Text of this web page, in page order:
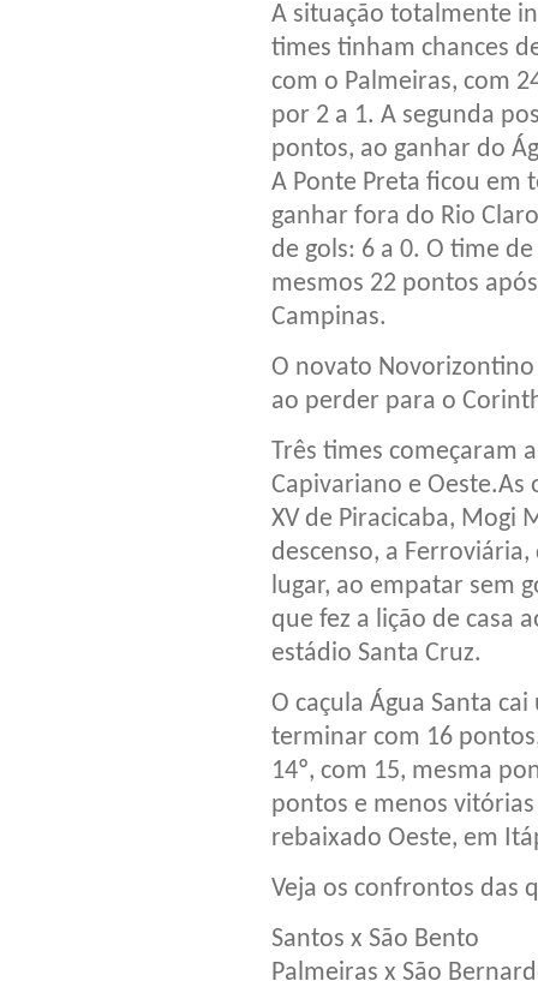
A situação totalmente
times tinham chances
com o Palmeiras, com
por 2 a 1. A segunda
pontos, ao ganhar do
A Ponte Preta ficou em
ganhar fora do Rio
de gols: 6 a 0. O time
mesmos 22 pontos
Campinas.
O novato
ao perder para o
Três times começaram
Capivariano e
XV de Piracicaba, Mogi
descenso, a
lugar, ao empatar sem
que fez a lição de casa
estádio Santa Cruz.
O caçula Água Santa
terminar com 16
14º, com 15, mesma
pontos e menos
rebaixado Oeste, em
Veja os confrontos das
Santos x São Bento
Palmeiras x São